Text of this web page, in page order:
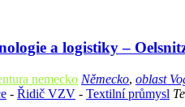
a logistiky –
nemecko Německo, oblast
- Řidič VZV - Textilní průmysl